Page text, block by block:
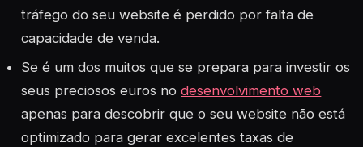
tráfego do seu website é perdido por falta de
capacidade de venda.
Se é um dos muitos que se prepara para investir os
seus preciosos euros nodesenvolvimento web
apenas para descobrir que o seu website não está
optimizado para gerar excelentes taxas de